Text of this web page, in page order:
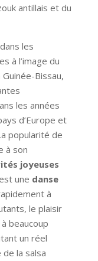
antillais et du
les
à l’image du
Bissau,
les années
d’Europe et
popularité de
à son
joyeuses
une danse
à
le plaisir
beaucoup
un réel
de la salsa